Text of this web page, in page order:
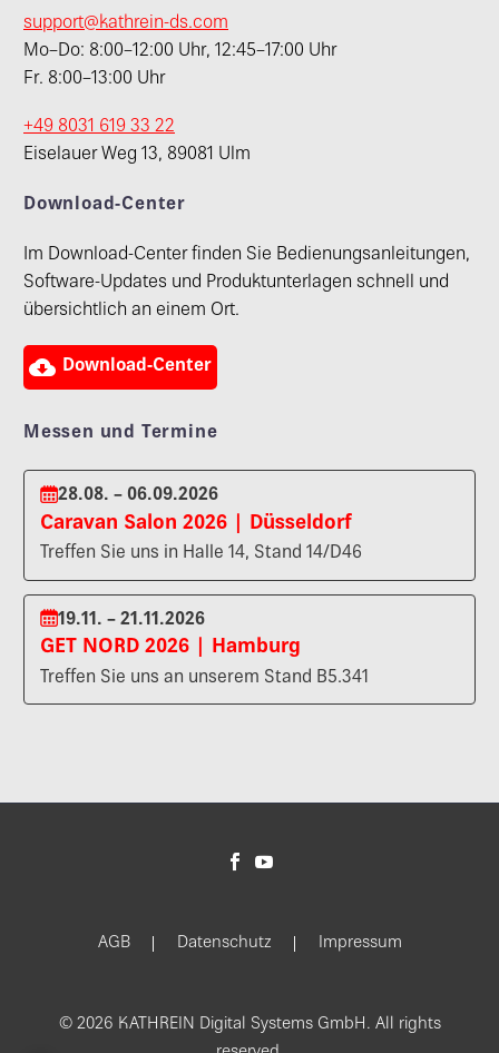
support@kathrein-ds.com
Mo–Do: 8:00–12:00 Uhr, 12:45–17:00 Uhr
Fr. 8:00–13:00 Uhr
+49 8031 619 33 22
Eiselauer Weg 13, 89081 Ulm
Download-Center
Im Download-Center finden Sie Bedienungsanleitungen,
Software-Updates und Produktunterlagen schnell und
übersichtlich an einem Ort.
 Download-Center
Messen und Termine
28.08. – 06.09.2026
Caravan Salon 2026 | Düsseldorf
Treffen Sie uns in Halle 14, Stand 14/D46
19.11. – 21.11.2026
GET NORD 2026 | Hamburg
Treffen Sie uns an unserem Stand B5.341
AGB Datenschutz Impressum
© 2026 KATHREIN Digital Systems GmbH. All rights